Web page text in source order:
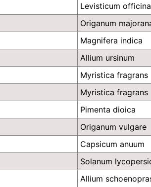
Levisticum
Origanum
Magnifera indica
Allium ursinum
Myristica fragrans
Myristica fragrans
Pimenta dioica
Origanum vulgare
Capsicum anuum
Solanum
Allium